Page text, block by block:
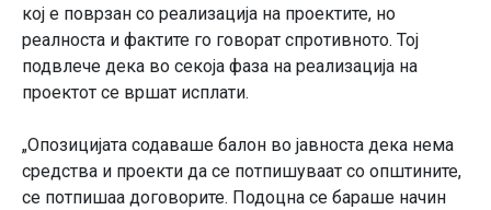
кој е поврзан со реализација на проектите, но
реалноста и фактите го говорат спротивното. Тој
подвлече дека во секоја фаза на реализација на
проектот се вршат исплати.
„Опозицијата содаваше балон во јавноста дека нема
средства и проекти да се потпишуваат со општините,
се потпишаа договорите. Подоцна се бараше начин